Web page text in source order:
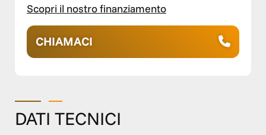
Scopri il nostro finanziamento
CHIAMACI
DATI TECNICI